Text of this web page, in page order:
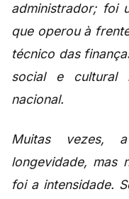
administrador; foi
que operou à
técnico das
social e cultural
nacional.
Muitas vezes,
longevidade, mas
foi a intensidade.